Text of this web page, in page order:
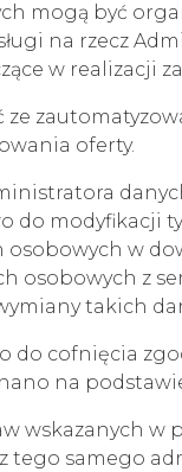
mogą być
na rzecz
w realizacji
oferty.
do modyfikacji
osobowych w
osobowych z
takich
do cofnięcia
na
wskazanych
tego samego